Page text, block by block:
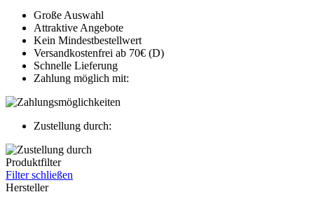
Große Auswahl
Attraktive Angebote
Kein Mindestbestellwert
Versandkostenfrei ab 70€ (D)
Schnelle Lieferung
Zahlung möglich mit:
Zustellung durch:
Produktfilter
Filter schließen
Hersteller